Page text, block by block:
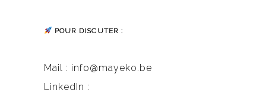
POUR DISCUTER :
Mail : info@mayeko.be
LinkedIn :